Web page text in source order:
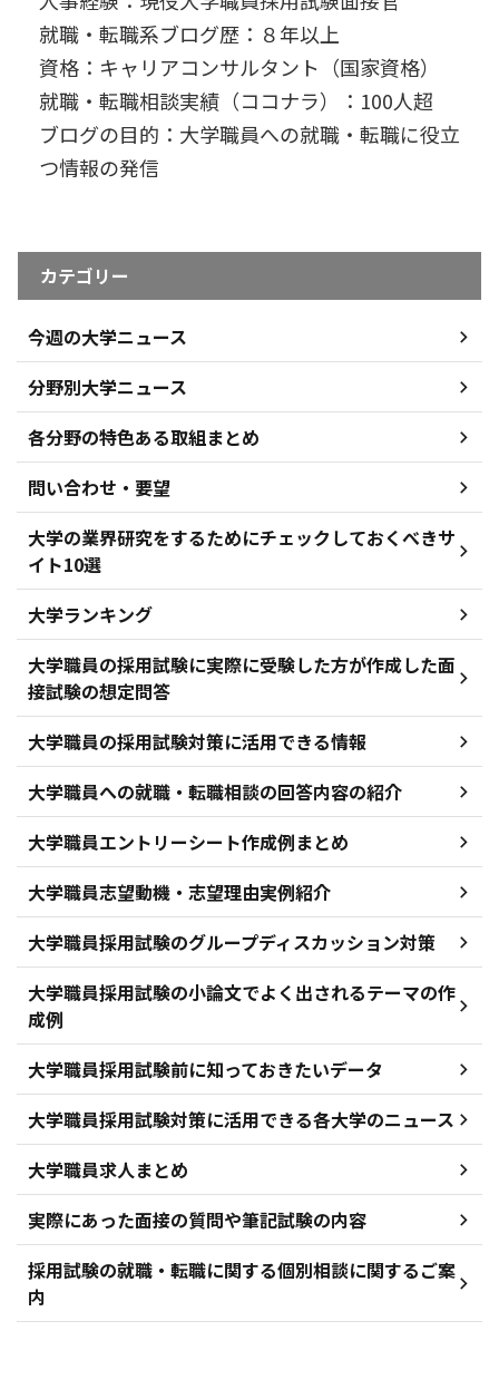
就職・転職系ブログ歴：８年以上
資格：キャリアコンサルタント（国家資格）
就職・転職相談実績（ココナラ）：100人超
ブログの目的：大学職員への就職・転職に役立
つ情報の発信
カテゴリー
今週の大学ニュース
分野別大学ニュース
各分野の特色ある取組まとめ
問い合わせ・要望
大学の業界研究をするためにチェックしておくべきサ
イト10選
大学ランキング
大学職員の採用試験に実際に受験した方が作成した面
接試験の想定問答
大学職員の採用試験対策に活用できる情報
大学職員への就職・転職相談の回答内容の紹介
大学職員エントリーシート作成例まとめ
大学職員志望動機・志望理由実例紹介
大学職員採用試験のグループディスカッション対策
大学職員採用試験の小論文でよく出されるテーマの作
成例
大学職員採用試験前に知っておきたいデータ
大学職員採用試験対策に活用できる各大学のニュース
大学職員求人まとめ
実際にあった面接の質問や筆記試験の内容
採用試験の就職・転職に関する個別相談に関するご案
内